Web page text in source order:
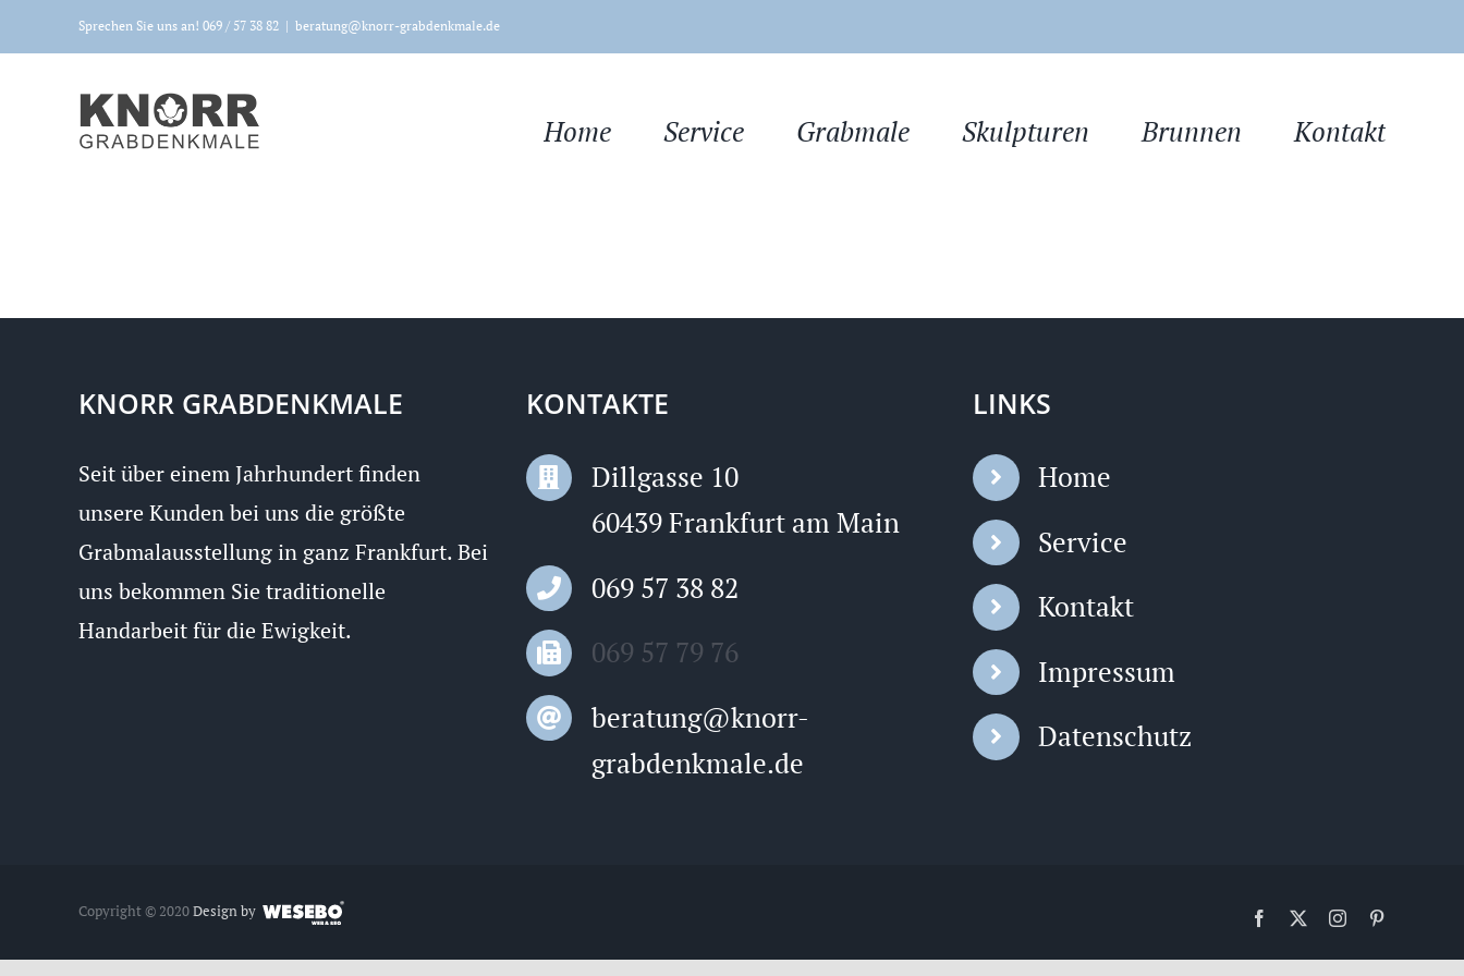
Inhalt
springen
Sprechen Sie uns an! 069 / 57 38 82 | beratung@knorr-grabdenkmale.de
Home Service Grabmale Skulpturen Brunnen Kontakt
KNORR GRABDENKMALE
Seit über einem Jahrhundert finden
unsere Kunden bei uns die größte
Grabmalausstellung in ganz Frankfurt. Bei
uns bekommen Sie traditionelle
Handarbeit für die Ewigkeit.
KONTAKTE
Dillgasse 10
60439 Frankfurt am Main
069 57 38 82
069 57 79 76
beratung@knorr-
grabdenkmale.de
LINKS
Home
Service
Kontakt
Impressum
Datenschutz
Copyright © 2020Design by Facebook Instagram